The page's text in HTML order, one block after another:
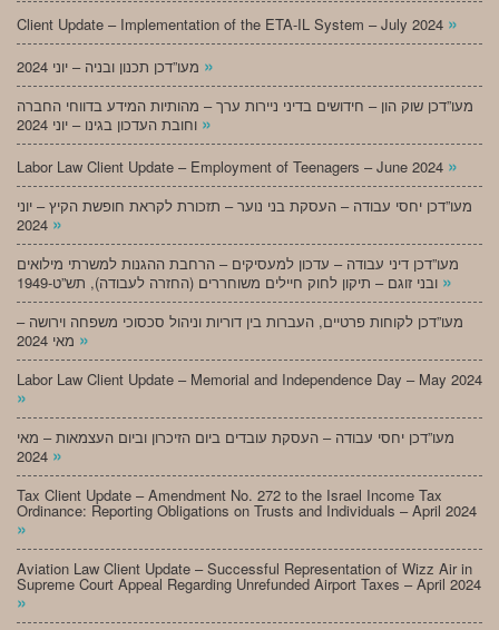
Client Update – Implementation of the ETA-IL System – July 2024 »
»
מעו”דכן שוק הון – חידושים בדיני ניירות ערך – מהותיות המידע בדווחי החברה
»
Labor Law Client Update – Employment of Teenagers – June 2024 »
מעו”דכן יחסי עבודה – העסקת בני נוער – תזכורת לקראת חופשת הקיץ – יוני
»
מעו”דכן דיני עבודה – עדכון למעסיקים – הרחבת ההגנות למשרתי מילואים
»
מעו”דכן לקוחות פרטיים, העברות בין דוריות וניהול סכסוכי משפחה וירושה –
»
Labor Law Client Update – Memorial and Independence Day – May 2024
»
מעו”דכן יחסי עבודה – העסקת עובדים ביום הזיכרון וביום העצמאות – מאי
»
Tax Client Update – Amendment No. 272 to the Israel Income Tax
Ordinance: Reporting Obligations on Trusts and Individuals – April 2024
»
Aviation Law Client Update – Successful Representation of Wizz Air in
Supreme Court Appeal Regarding Unrefunded Airport Taxes – April 2024
»